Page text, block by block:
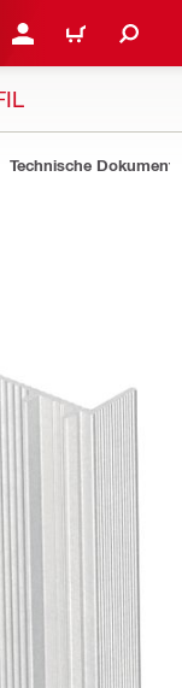
ANMELDEN ODER
WARENKORB
Technische Dokumente